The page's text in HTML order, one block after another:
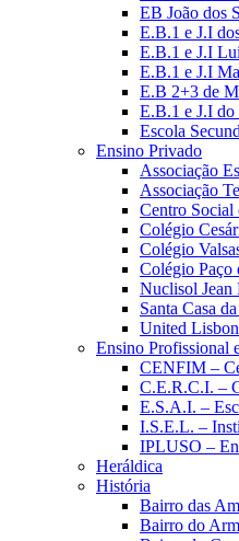
EB João dos
E.B.1 e J.I
E.B.1 e J.I
E.B.1 e J.I
E.B 2+3 de
E.B.1 e J.I do
Escola
Ensino Privado
Associação
Associação
Centro
Colégio
Colégio
Colégio Paço
Nuclisol Jean
Santa Casa
United
Ensino Profissional
CENFIM –
C.E.R.C.I. –
E.S.A.I. –
I.S.E.L. –
IPLUSO –
Heráldica
História
Bairro das
Bairro do